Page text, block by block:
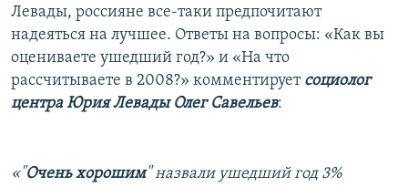
Левады, россияне все-таки предпочитают
надеяться на лучшее. Ответы на вопросы: «Как вы
оцениваете ушедший год?» и «На что
рассчитываете в 2008?» комментирует социолог
центра Юрия Левады Олег Савельев:
«"Очень хорошим" назвали ушедший год 3%